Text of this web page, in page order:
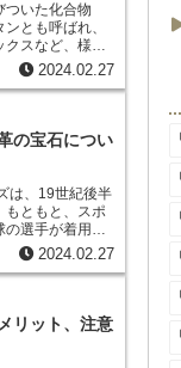
ついた化合物
とも呼ばれ、
クスなど、様々
ンは、紫外線やX
あり、日焼け
います。ま
中の汚れや細
機や消臭剤な
2024.02.27
の宝石につい
は、19世紀後半
もともと、スポ
の選手が着用し
心地の良さやス
以外の場面で
女問わず幅広
。
2024.02.27
リット、注意